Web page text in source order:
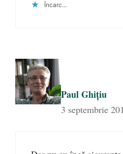
Încarc...
Paul Ghiţiu
3 septembrie